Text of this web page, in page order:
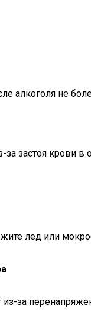
алкоголя не
застоя крови
лед или
из-за